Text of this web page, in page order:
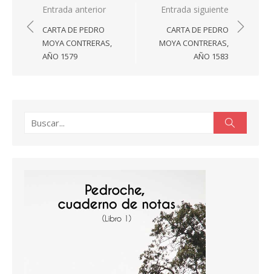
Navegación
de
entradas
Entrada anterior
CARTA DE PEDRO
MOYA CONTRERAS,
AÑO 1579
Entrada siguiente
CARTA DE PEDRO
MOYA CONTRERAS,
AÑO 1583
Buscar: